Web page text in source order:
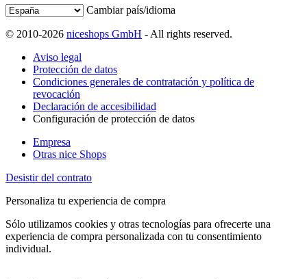
Cambiar país/idioma
© 2010-2026 niceshops GmbH - All rights reserved.
Aviso legal
Protección de datos
Condiciones generales de contratación y política de
revocación
Declaración de accesibilidad
Configuración de protección de datos
Empresa
Otras nice Shops
Desistir del contrato
Personaliza tu experiencia de compra
Sólo utilizamos cookies y otras tecnologías para ofrecerte una
experiencia de compra personalizada con tu consentimiento
individual.